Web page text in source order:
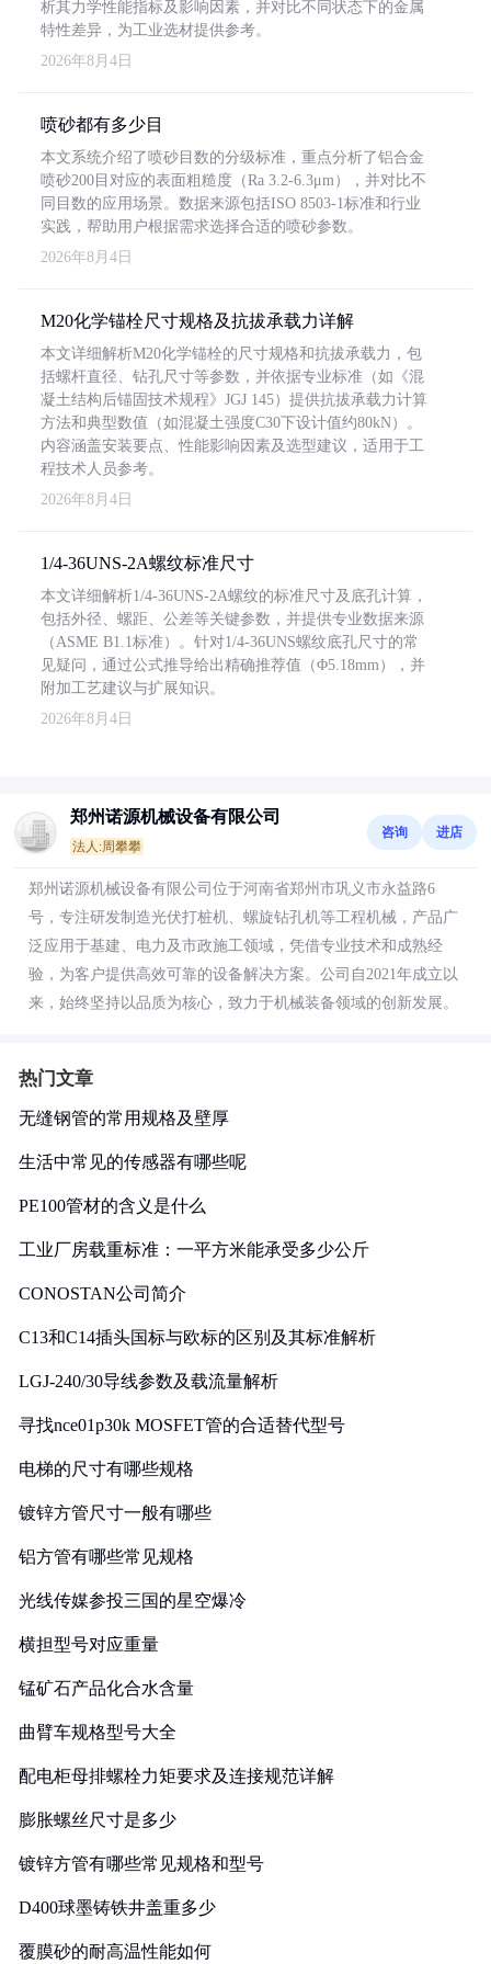
析其力学性能指标及影响因素，并对比不同状态下的金属
特性差异，为工业选材提供参考。
2026年8月4日
喷砂都有多少目
本文系统介绍了喷砂目数的分级标准，重点分析了铝合金
喷砂200目对应的表面粗糙度（Ra 3.2-6.3μm），并对比不
同目数的应用场景。数据来源包括ISO 8503-1标准和行业
实践，帮助用户根据需求选择合适的喷砂参数。
2026年8月4日
M20化学锚栓尺寸规格及抗拔承载力详解
本文详细解析M20化学锚栓的尺寸规格和抗拔承载力，包
括螺杆直径、钻孔尺寸等参数，并依据专业标准（如《混
凝土结构后锚固技术规程》JGJ 145）提供抗拔承载力计算
方法和典型数值（如混凝土强度C30下设计值约80kN）。
内容涵盖安装要点、性能影响因素及选型建议，适用于工
程技术人员参考。
2026年8月4日
1/4-36UNS-2A螺纹标准尺寸
本文详细解析1/4-36UNS-2A螺纹的标准尺寸及底孔计算，
包括外径、螺距、公差等关键参数，并提供专业数据来源
（ASME B1.1标准）。针对1/4-36UNS螺纹底孔尺寸的常
见疑问，通过公式推导给出精确推荐值（Φ5.18mm），并
附加工艺建议与扩展知识。
2026年8月4日
郑州诺源机械设备有限公司
法人:周攀攀
咨询 进店
郑州诺源机械设备有限公司位于河南省郑州市巩义市永益路6
号，专注研发制造光伏打桩机、螺旋钻孔机等工程机械，产品广
泛应用于基建、电力及市政施工领域，凭借专业技术和成熟经
验，为客户提供高效可靠的设备解决方案。公司自2021年成立以
来，始终坚持以品质为核心，致力于机械装备领域的创新发展。
热门文章
无缝钢管的常用规格及壁厚
生活中常见的传感器有哪些呢
PE100管材的含义是什么
工业厂房载重标准：一平方米能承受多少公斤
CONOSTAN公司简介
C13和C14插头国标与欧标的区别及其标准解析
LGJ-240/30导线参数及载流量解析
寻找nce01p30k MOSFET管的合适替代型号
电梯的尺寸有哪些规格
镀锌方管尺寸一般有哪些
铝方管有哪些常见规格
光线传媒参投三国的星空爆冷
横担型号对应重量
锰矿石产品化合水含量
曲臂车规格型号大全
配电柜母排螺栓力矩要求及连接规范详解
膨胀螺丝尺寸是多少
镀锌方管有哪些常见规格和型号
D400球墨铸铁井盖重多少
覆膜砂的耐高温性能如何